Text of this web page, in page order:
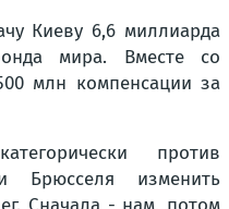
Киеву 6,6 миллиарда
мира. Вместе со
млн компенсации за
против
Брюсселя изменить